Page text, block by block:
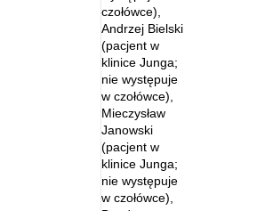
czołówce),
Andrzej Bielski
(pacjent w
klinice Junga;
nie występuje
w czołówce),
Mieczysław
Janowski
(pacjent w
klinice Junga;
nie występuje
w czołówce),